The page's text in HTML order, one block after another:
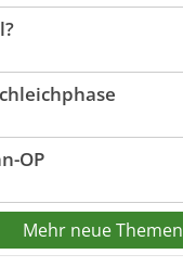
OP
Mehr neue Themen